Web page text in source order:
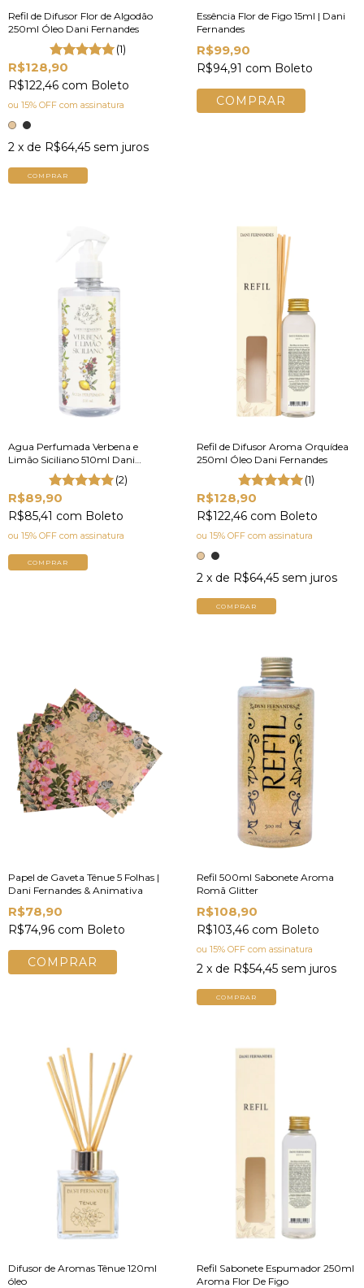
Refil de Difusor Flor de Algodão
250ml Óleo Dani Fernandes
(1)
R$128,90
R$122,46 com Boleto
ou 15% OFF com assinatura
2 x de R$64,45 sem juros
COMPRAR
Essência Flor de Figo 15ml | Dani
Fernandes
R$99,90
R$94,91 com Boleto
Agua Perfumada Verbena e
Limão Siciliano 510ml Dani
Fernandes
(2)
R$89,90
R$85,41 com Boleto
ou 15% OFF com assinatura
COMPRAR
Refil de Difusor Aroma Orquídea
250ml Óleo Dani Fernandes
(1)
R$128,90
R$122,46 com Boleto
ou 15% OFF com assinatura
2 x de R$64,45 sem juros
COMPRAR
Papel de Gaveta Tênue 5 Folhas |
Dani Fernandes & Animativa
R$78,90
R$74,96 com Boleto
Refil 500ml Sabonete Aroma
Romã Glitter
R$108,90
R$103,46 com Boleto
ou 15% OFF com assinatura
2 x de R$54,45 sem juros
COMPRAR
Difusor de Aromas Tênue 120ml
óleo
Refil Sabonete Espumador 250ml
Aroma Flor De Figo